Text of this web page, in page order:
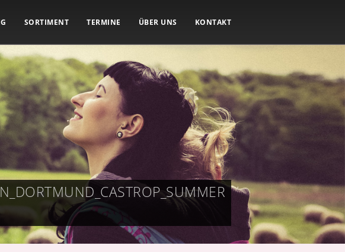
SORTIMENT TERMINE ÜBER UNS KONTAKT